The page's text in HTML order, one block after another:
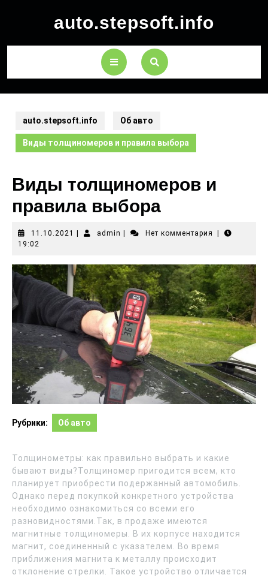
auto.stepsoft.info
auto.stepsoft.info Об авто
Виды толщиномеров и правила выбора
Виды толщиномеров и
правила выбора
11.10.2021 admin Нет комментария
19:02
Рубрики: Об авто
Толщинометры: как правильно выбрать и какие
бывают виды?Толщиномер пригодится всем, кто
планирует приобрести подержанный автомобиль.
Однако перед покупкой конкретного устройства
необходимо ознакомиться со всеми его
разновидностями.Так, в продаже имеются
магнитные толщиномеры. В их корпусе находится
магнит, соединенный с указателем. Во время
приближения магнита к металлу происходит
отклонение стрелки. Такое устройство отличается